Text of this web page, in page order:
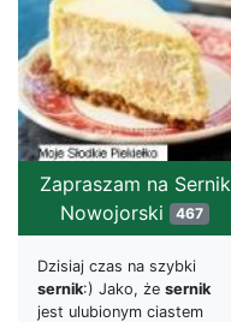
Zapraszam na Sernik
Nowojorski 467
Dzisiaj czas na szybki
sernik:) Jako, że sernik
jest ulubionym ciastem